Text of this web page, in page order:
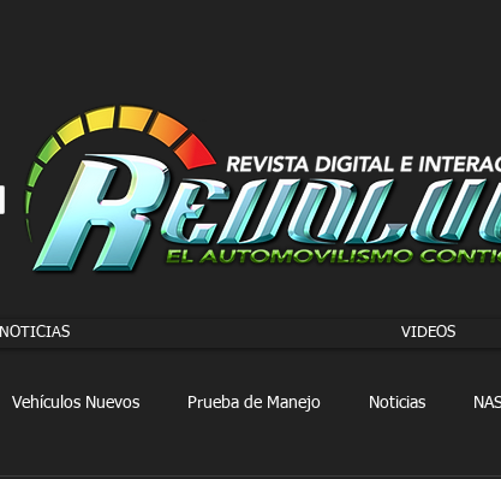
NOTICIAS VIDEOS
Vehículos Nuevos Prueba de Manejo Noticias